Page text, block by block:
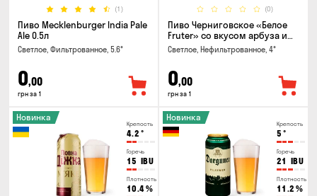
(1)
Пиво Mecklenburger India Pale
Ale 0.5л
Светлое, Фильтрованное, 5.6°
0,00
грн за 1
(0)
Пиво Черниговское «Белое
Fruter» со вкусом арбуза и
мяты 0.5л
Светлое, Нефильтрованное, 4°
0,00
грн за 1
Крепость
4.2 °
Горечь
15 IBU
Плотность
10.4%
Новинка
Крепость
5 °
Горечь
21 IBU
Плотность
11.2 %
Новинка